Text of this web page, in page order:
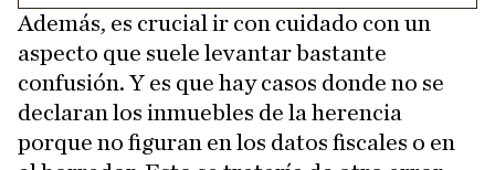
Además, es crucial ir con cuidado con un
aspecto que suele levantar bastante
confusión. Y es que hay casos donde no se
declaran los inmuebles de la herencia
porque no figuran en los datos fiscales o en